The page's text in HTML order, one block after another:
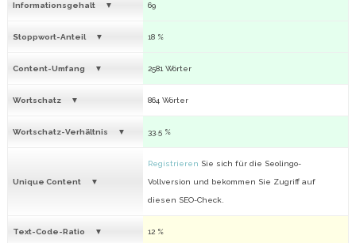
Informationsgehalt 69
Stoppwort-Anteil 18 %
Content-Umfang 2581 Wörter
Wortschatz 864 Wörter
Wortschatz-Verhältnis 33.5 %
Unique Content
Registrieren Sie sich für die Seolingo-
Vollversion und bekommen Sie Zugriff auf
diesen SEO-Check.
Text-Code-Ratio 12 %